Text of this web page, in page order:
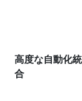
高度な自動化統
合